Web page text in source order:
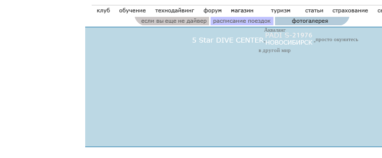
Акваланг
просто окунитесь
в другой мир